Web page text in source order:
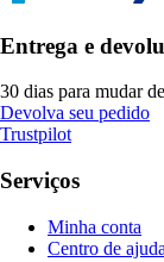
Entrega e
30 dias para mudar
Devolva seu pedido
Trustpilot
Serviços
Minha conta
Centro de ajuda